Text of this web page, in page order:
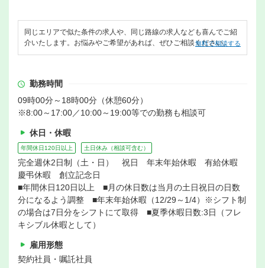
同じエリアで似た条件の求人や、同じ路線の求人なども喜んでご紹
介いたします。お悩みやご希望があれば、ぜひご相談ください。
無料で相談する
勤務時間
09時00分～18時00分（休憩60分）
※8:00～17:00／10:00～19:00等での勤務も相談可
休日・休暇
年間休日120日以上 土日休み（相談可含む）
完全週休2日制（土・日） 祝日 年末年始休暇 有給休暇
慶弔休暇 創立記念日
■年間休日120日以上 ■月の休日数は当月の土日祝日の日数
分になるよう調整 ■年末年始休暇（12/29～1/4）※シフト制
の場合は7日分をシフトにて取得 ■夏季休暇日数:3日（フレ
キシブル休暇として）
雇用形態
契約社員・嘱託社員